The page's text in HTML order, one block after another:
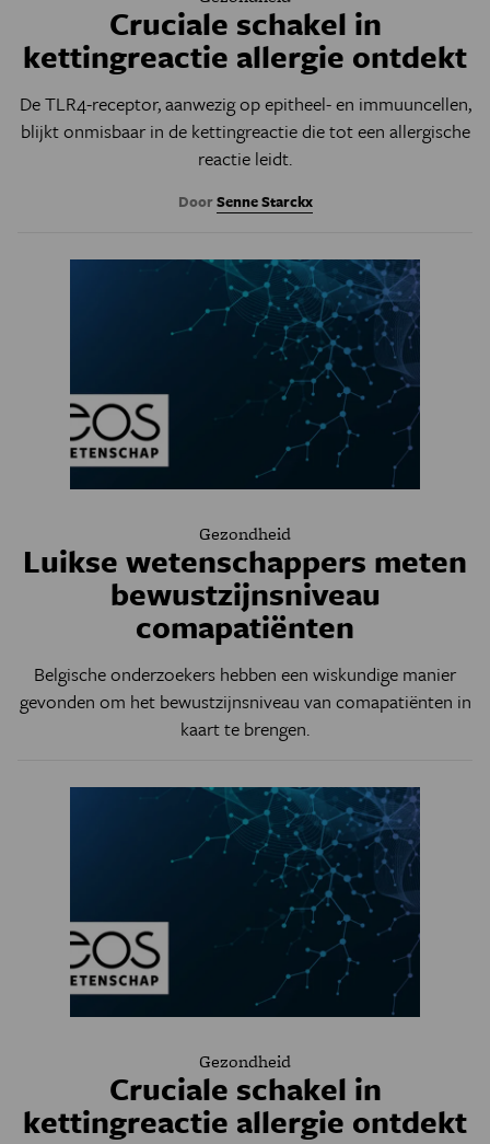
Cruciale schakel in
kettingreactie allergie ontdekt
De TLR4-receptor, aanwezig op epitheel- en immuuncellen,
blijkt onmisbaar in de kettingreactie die tot een allergische
reactie leidt.
DoorSenne Starckx
Gezondheid
Luikse wetenschappers meten
bewustzijnsniveau
comapatiënten
Belgische onderzoekers hebben een wiskundige manier
gevonden om het bewustzijnsniveau van comapatiënten in
kaart te brengen.
Gezondheid
Cruciale schakel in
kettingreactie allergie ontdekt